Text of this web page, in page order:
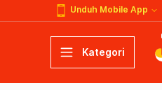
Unduh Mobile App
Kategori